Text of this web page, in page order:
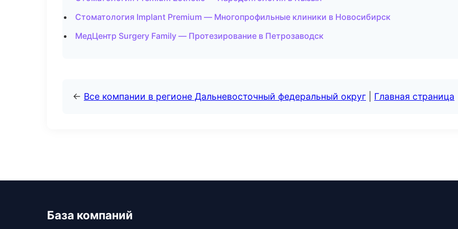
Стоматология Implant Premium — Многопрофильные клиники в Новосибирск
МедЦентр Surgery Family — Протезирование в Петрозаводск
← Все компании в регионе Дальневосточный федеральный округ Главная страница
База компаний